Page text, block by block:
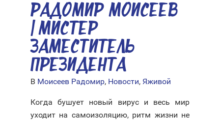
РАДОМИР МОИСЕЕВ
| МИСТЕР
ЗАМЕСТИТЕЛЬ
ПРЕЗИДЕНТА
В Моисеев Радомир, Новости, Яживой
Когда бушует новый вирус и весь мир
уходит на самоизоляцию, ритм жизни не